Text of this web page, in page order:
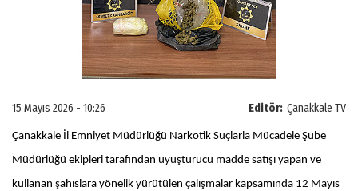
Editör: Çanakkale TV
15 Mayıs 2026 - 10:26
Çanakkale İl Emniyet Müdürlüğü Narkotik Suçlarla Mücadele Şube
Müdürlüğü ekipleri tarafından uyuşturucu madde satışı yapan ve
kullanan şahıslara yönelik yürütülen çalışmalar kapsamında 12 Mayıs